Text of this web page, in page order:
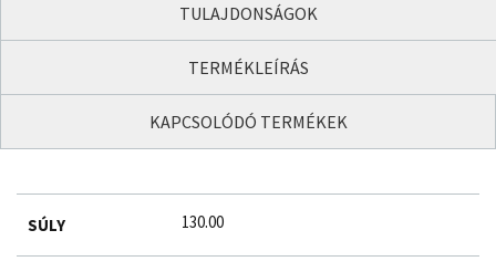
TULAJDONSÁGOK
TERMÉKLEÍRÁS
KAPCSOLÓDÓ TERMÉKEK
SÚLY 130.00